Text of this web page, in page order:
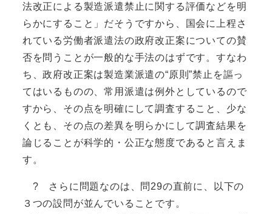
法改正による製造派遣禁止に関する評価などを明
らかにすること」だそうですから、国会に上程さ
れている労働者派遣法の政府改正案についての賛
否を問うことが一般的な手法のはずです。すなわ
ち、政府改正案は製造業派遣の“原則”禁止を謳っ
てはいるものの、常用派遣は例外としているので
すから、その点を明確にして調査すること、少な
くとも、その点の差異を明らかにして調査結果を
論じることが科学的・公正な態度であると言えま
す。
? さらに問題なのは、問29の直前に、以下の
３つの設問が並んでいることです。